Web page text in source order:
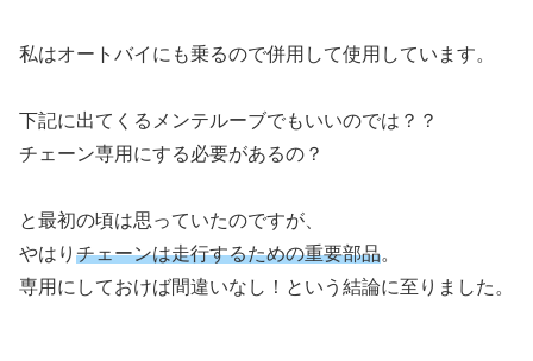
私はオートバイにも乗るので併用して使用しています。
下記に出てくるメンテルーブでもいいのでは？？
チェーン専用にする必要があるの？
と最初の頃は思っていたのですが、
やはり チェーンは走行するための重要部品。
専用にしておけば間違いなし！という結論に至りました。